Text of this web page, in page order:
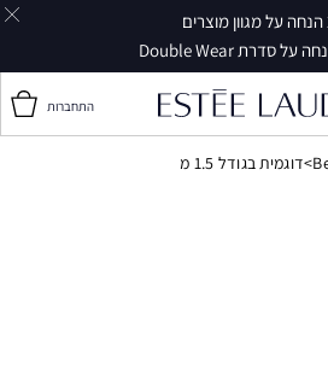
התחברות